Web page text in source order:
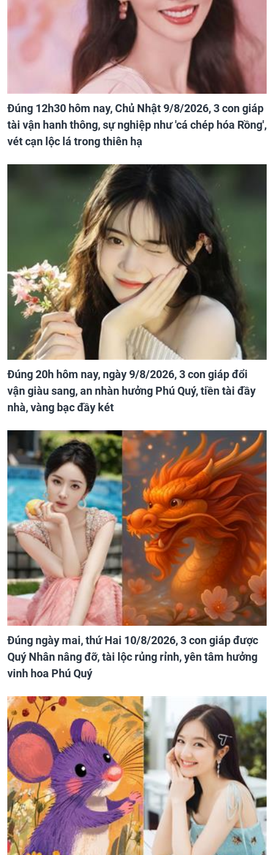
Đúng 12h30 hôm nay, Chủ Nhật 9/8/2026, 3 con giáp
tài vận hanh thông, sự nghiệp như 'cá chép hóa Rồng',
vét cạn lộc lá trong thiên hạ
Đúng 20h hôm nay, ngày 9/8/2026, 3 con giáp đổi
vận giàu sang, an nhàn hưởng Phú Quý, tiền tài đầy
nhà, vàng bạc đầy két
Đúng ngày mai, thứ Hai 10/8/2026, 3 con giáp được
Quý Nhân nâng đỡ, tài lộc rủng rỉnh, yên tâm hưởng
vinh hoa Phú Quý